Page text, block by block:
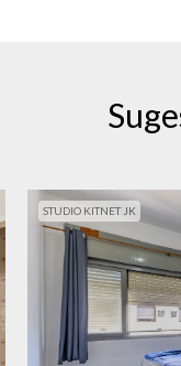
STUDIO KITNET JK